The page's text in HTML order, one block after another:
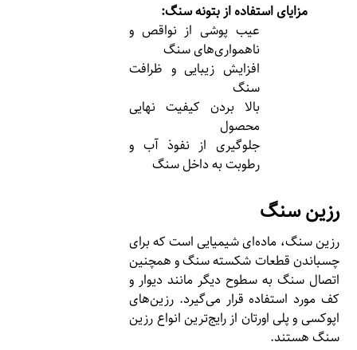
مزایای استفاده از بتونه سنگ:
عیب پوشی از نواقص و
ناهمواری‌های سنگ
افزایش زیبایی و ظرافت
سنگ
بالا بردن کیفیت نهایی
محصول
جلوگیری از نفوذ آب و
رطوبت به داخل سنگ
رزین سنگ
رزین سنگ، ماده‌ای شیمیایی است که برای
چسباندن قطعات شکسته سنگ و همچنین
اتصال سنگ به سطوح دیگر مانند دیوار و
کف مورد استفاده قرار می‌گیرد. رزین‌های
اپوکسی و پلی اورتان از رایج‌ترین انواع رزین
سنگ هستند.